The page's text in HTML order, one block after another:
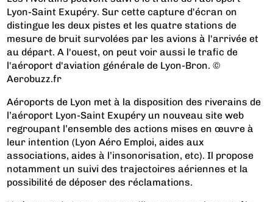
Lyon-Saint Exupéry. Sur cette capture d'écran on
distingue les deux pistes et les quatre stations de
mesure de bruit survolées par les avions à l'arrivée et
au départ. A l'ouest, on peut voir aussi le trafic de
l'aéroport d'aviation générale de Lyon-Bron. ©
Aerobuzz.fr
Aéroports de Lyon met à la disposition des riverains de
l’aéroport Lyon-Saint Exupéry un nouveau site web
regroupant l’ensemble des actions mises en œuvre à
leur intention (Lyon Aéro Emploi, aides aux
associations, aides à l’insonorisation, etc). Il propose
notamment un suivi des trajectoires aériennes et la
possibilité de déposer des réclamations.